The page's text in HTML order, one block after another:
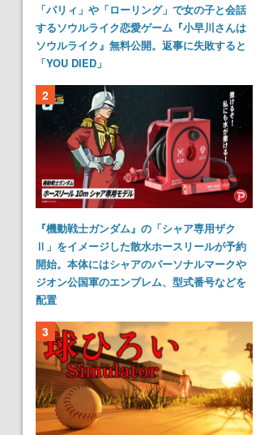
「パリィ」や「ローリング」で女の子と会話
するソウルライク恋愛ゲーム『小早川さんは
ソウルライク』無料公開。返事に失敗すると
「YOU DIED」
2
『機動戦士ガンダム』の「シャア専用ザク
Ⅱ」をイメージした散水ホースリールが予約
開始。本体にはシャアのパーソナルマークや
ジオン公国軍のエンブレム、型式番号などを
配置
3